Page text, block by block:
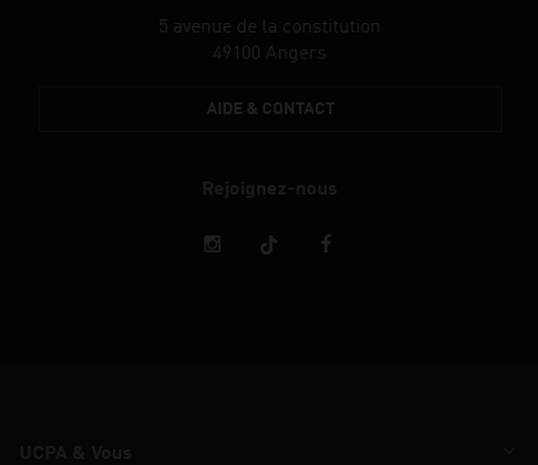
5 avenue de la constitution
49100 Angers
AIDE & CONTACT
Rejoignez-nous